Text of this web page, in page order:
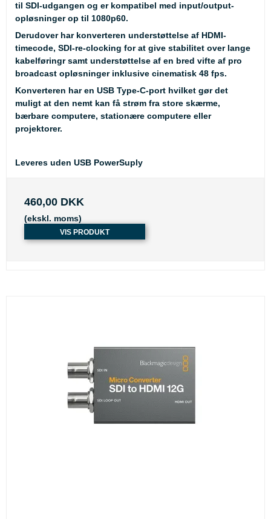
til SDI-udgangen og er kompatibel med input/output-
opløsninger op til 1080p60.
Derudover har konverteren understøttelse af HDMI-
timecode, SDI-re-clocking for at give stabilitet over lange
kabelføringr samt understøttelse af en bred vifte af pro
broadcast opløsninger inklusive cinematisk 48 fps.
Konverteren har en USB Type-C-port hvilket gør det
muligt at den nemt kan få strøm fra store skærme,
bærbare computere, stationære computere eller
projektorer.
Leveres uden USB PowerSuply
460,00 DKK
(ekskl. moms)
VIS PRODUKT